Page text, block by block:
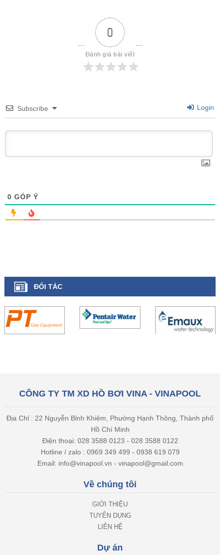
0
Đánh giá bài viết
Subscribe Login
0 GÓP Ý
ĐỐI TÁC
CÔNG TY TM XD HỒ BƠI VINA - VINAPOOL
Địa Chỉ : 22 Nguyễn Bỉnh Khiêm, Phường Hạnh Thông, Thành phố
Hồ Chí Minh
Điện thoại: 028 3588 0123 - 028 3588 0122
Hotline / zalo : 0969 349 499 - 0938 619 079
Email: info@vinapool.vn - vinapool@gmail.com
Về chúng tôi
GIỚI THIỆU
TUYỂN DỤNG
LIÊN HỆ
Dự án